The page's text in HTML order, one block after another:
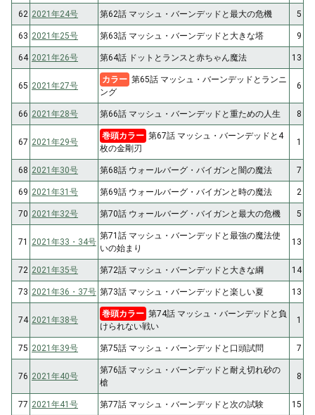
62 2021年24号 第62話 マッシュ・バーンデッドと最大の危機 5
63 2021年25号 第63話 マッシュ・バーンデッドと大きな塔 9
64 2021年26号 第64話 ドットとランスと赤ちゃん魔法 13
65 2021年27号
カラー 第65話 マッシュ・バーンデッドとランニ
ング
6
66 2021年28号 第66話 マッシュ・バーンデッドと重ための人生 8
67 2021年29号
巻頭カラー 第67話 マッシュ・バーンデッドと4
枚の金剛刃
1
68 2021年30号 第68話 ウォールバーグ・バイガンと闇の魔法 7
69 2021年31号 第69話 ウォールバーグ・バイガンと時の魔法 2
70 2021年32号 第70話 ウォールバーグ・バイガンと最大の危機 5
71 2021年33・34号
第71話 マッシュ・バーンデッドと最強の魔法使
いの始まり
13
72 2021年35号 第72話 マッシュ・バーンデッドと大きな綱 14
73 2021年36・37号 第73話 マッシュ・バーンデッドと楽しい夏 13
74 2021年38号
巻頭カラー 第74話 マッシュ・バーンデッドと負
けられない戦い
1
75 2021年39号 第75話 マッシュ・バーンデッドと口頭試問 7
76 2021年40号
第76話 マッシュ・バーンデッドと耐え切れ砂の
槍
8
77 2021年41号 第77話 マッシュ・バーンデッドと次の試験 15